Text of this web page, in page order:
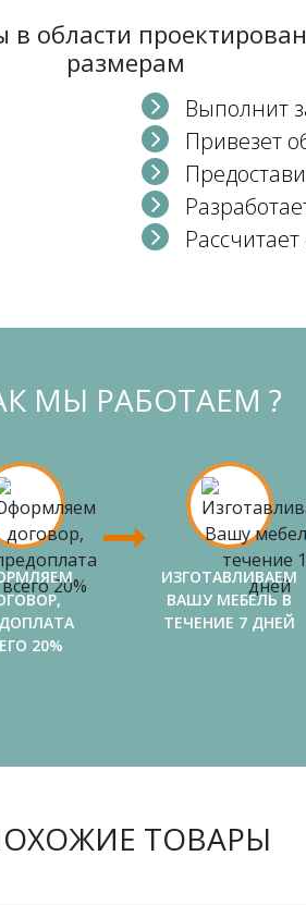
в области
размерам
Выполнит
Привезет
МЫ РАБОТАЕМ ?
20%
ИЗГОТАВЛИВАЕМ
ВАШУ МЕБЕЛЬ В
ТЕЧЕНИЕ 7 ДНЕЙ
ТОВАРЫ